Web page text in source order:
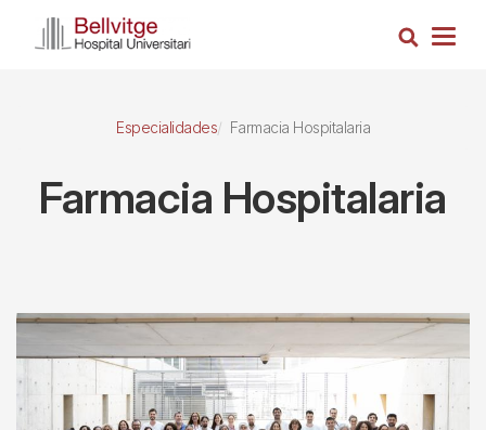
Busca
Especialidades Farmacia Hospitalaria
Farmacia Hospitalaria